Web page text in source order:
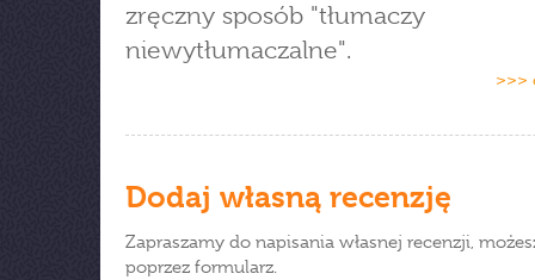
zręczny sposób "tłumaczy
niewytłumaczalne".
>>>
Dodaj własną recenzję
Zapraszamy do napisania własnej recenzji,
poprzez formularz.